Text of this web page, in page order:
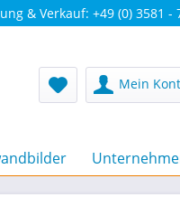
& Verkauf: +49 (0) 3581 -
Mein